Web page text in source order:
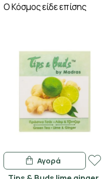
Ο Κόσμος είδε επίσης
Αγορά